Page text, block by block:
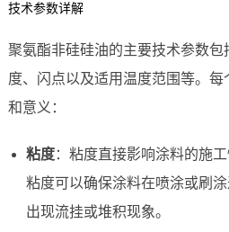
技术参数详解
聚氨酯非硅硅油的主要技术参数包
度、闪点以及适用温度范围等。每
和意义：
粘度：粘度直接影响涂料的施
粘度可以确保涂料在喷涂或刷
出现流挂或堆积现象。